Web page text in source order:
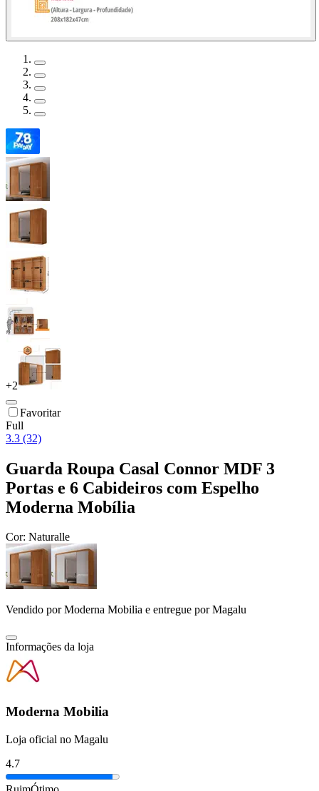
+2
Favoritar
Full
3.3 (32)
Guarda Roupa Casal Connor MDF 3
Portas e 6 Cabideiros com Espelho
Moderna Mobília
Cor: Naturalle
Vendido porModerna Mobilia e entregue por Magalu
Informações da loja
Moderna Mobilia
Loja oficial no Magalu
4.7